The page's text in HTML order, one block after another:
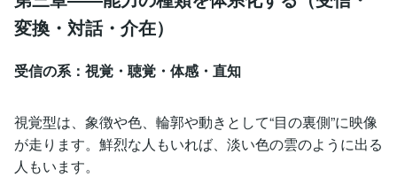
変換・対話・介在）
受信の系：視覚・聴覚・体感・直知
視覚型は、象徴や色、輪郭や動きとして“目の裏側”に映像
が走ります。鮮烈な人もいれば、淡い色の雲のように出る
人もいます。